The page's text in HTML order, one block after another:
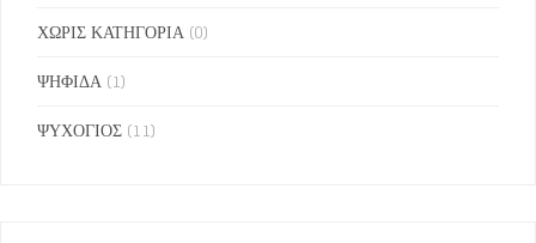
ΧΩΡΙΣ ΚΑΤΗΓΟΡΙΑ (0)
ΨΗΦΙΔΑ (1)
ΨΥΧΟΓΙΟΣ (11)